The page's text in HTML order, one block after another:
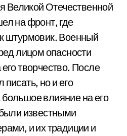
Великой Отечественной
на фронт, где
штурмовик. Военный
лицом опасности
творчество. После
но и его
влияние на его
известными
и их традиции и